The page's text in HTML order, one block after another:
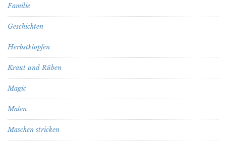
Familie
Geschichten
Herbstklopfen
Kraut und Rüben
Magic
Malen
Maschen stricken